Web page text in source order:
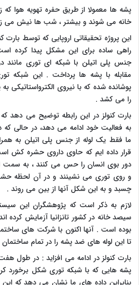
پشه ها معمولا از طریق حفره تهویه هوا
خانه می شوند و بیشتر ، شب ها نیش می
این پروژه تحقیقاتی اروپایی که توسط
راهی ساده برای این مشکل پیدا کرده
جنس پلی اتیلن با شبکه ای توری مانند
مقابله با پشه ها پرداخت . این شبکه
پوشانده شده که با نیروی الکترواستاتیکی
را می کشد .
بارت کنولز در این رابطه توضیح می دهد
به فعالیت خود ادامه می دهد، در حالی که
ما فقط یک لوله از جنس پلی اتیلن به
قرار داده ایم که حاوی داروی حشره کش
دور بوی انسان را حس می کنند ، به سمت
و روی توری می نشینند و در آن لحظه
چسبد و به این شکل آنها از بین می روند .
لازم به ذکر است که پژوهشگران این
سیصد خانه در کشور تانزانیا آزمایش
بوده است . آنها اکنون با شرکت های
تا این لوله های ضد پشه را در تمام
بارت کنولز در ادامه می افزاید : در طول
پشه هایی که با شبکه توری شکل برخورد
بنابراین داده های ما نشان می دهد که